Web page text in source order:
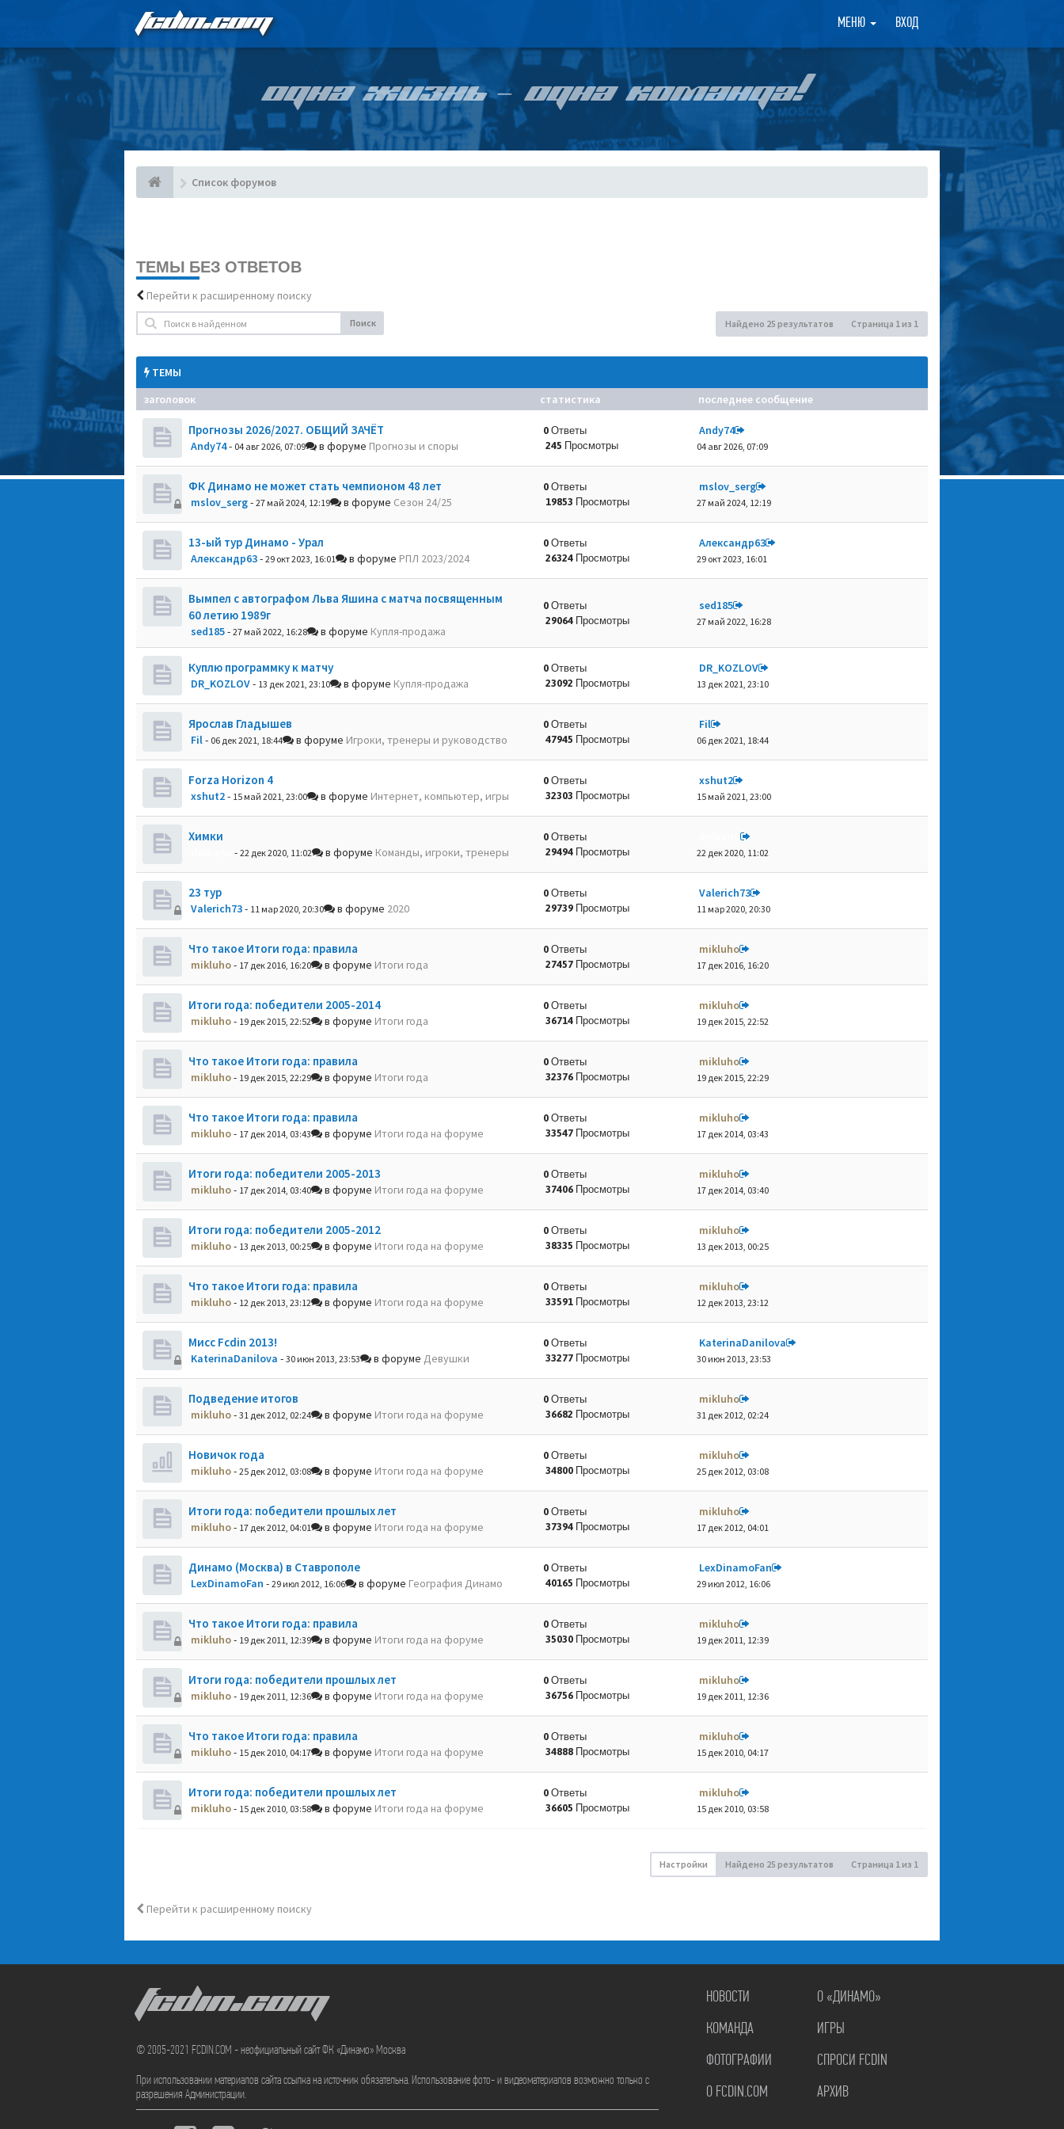
FCDIN.COM МЕНЮ ВХОД ×
ОДНА ЖИЗНЬ – ОДНА КОМАНДА!
Список форумов
ТЕМЫ БЕЗ ОТВЕТОВ
Перейти к расширенному поиску
Поиск Найдено 25 результатов Страница 1из 1
ТЕМЫ
заголовок
статистика последнее сообщение
Прогнозы 2026/2027. ОБЩИЙ ЗАЧЁТ
Andy74- 04 авг 2026, 07:09 в форуме Прогнозы и споры
0 Ответы
245 Просмотры
Andy74
04 авг 2026, 07:09
ФК Динамо не может стать чемпионом 48 лет
mslov_serg- 27 май 2024, 12:19 в форуме Сезон 24/25
0 Ответы
19853 Просмотры
mslov_serg
27 май 2024, 12:19
13-ый тур Динамо - Урал
Александр63- 29 окт 2023, 16:01 в форуме РПЛ 2023/2024
0 Ответы
26324 Просмотры
Александр63
29 окт 2023, 16:01
Вымпел с автографом Льва Яшина с матча посвященным
60 летию 1989г
sed185- 27 май 2022, 16:28 в форуме Купля-продажа
0 Ответы
29064 Просмотры
sed185
27 май 2022, 16:28
Куплю программку к матчу
DR_KOZLOV- 13 дек 2021, 23:10 в форуме Купля-продажа
0 Ответы
23092 Просмотры
DR_KOZLOV
13 дек 2021, 23:10
Ярослав Гладышев
Fil- 06 дек 2021, 18:44 в форуме Игроки, тренеры и руководство
0 Ответы
47945 Просмотры
Fil
06 дек 2021, 18:44
Forza Horizon 4
xshut2- 15 май 2021, 23:00 в форуме Интернет, компьютер, игры
0 Ответы
32303 Просмотры
xshut2
15 май 2021, 23:00
Химки
- 22 дек 2020, 11:02 в форуме Команды, игроки, тренеры
0 Ответы
29494 Просмотры
22 дек 2020, 11:02
23 тур
Valerich73- 11 мар 2020, 20:30 в форуме 2020
0 Ответы
29739 Просмотры
Valerich73
11 мар 2020, 20:30
Что такое Итоги года: правила
mikluho- 17 дек 2016, 16:20 в форуме Итоги года
0 Ответы
27457 Просмотры
mikluho
17 дек 2016, 16:20
Итоги года: победители 2005-2014
mikluho- 19 дек 2015, 22:52 в форуме Итоги года
0 Ответы
36714 Просмотры
mikluho
19 дек 2015, 22:52
Что такое Итоги года: правила
mikluho- 19 дек 2015, 22:29 в форуме Итоги года
0 Ответы
32376 Просмотры
mikluho
19 дек 2015, 22:29
Что такое Итоги года: правила
mikluho- 17 дек 2014, 03:43 в форуме Итоги года на форуме
0 Ответы
33547 Просмотры
mikluho
17 дек 2014, 03:43
Итоги года: победители 2005-2013
mikluho- 17 дек 2014, 03:40 в форуме Итоги года на форуме
0 Ответы
37406 Просмотры
mikluho
17 дек 2014, 03:40
Итоги года: победители 2005-2012
mikluho- 13 дек 2013, 00:25 в форуме Итоги года на форуме
0 Ответы
38335 Просмотры
mikluho
13 дек 2013, 00:25
Что такое Итоги года: правила
mikluho- 12 дек 2013, 23:12 в форуме Итоги года на форуме
0 Ответы
33591 Просмотры
mikluho
12 дек 2013, 23:12
Мисс Fcdin 2013!
KaterinaDanilova - 30 июн 2013, 23:53 в форуме Девушки
0 Ответы
33277 Просмотры
KaterinaDanilova
30 июн 2013, 23:53
Подведение итогов
mikluho- 31 дек 2012, 02:24 в форуме Итоги года на форуме
0 Ответы
36682 Просмотры
mikluho
31 дек 2012, 02:24
Новичок года
mikluho- 25 дек 2012, 03:08 в форуме Итоги года на форуме
0 Ответы
34800 Просмотры
mikluho
25 дек 2012, 03:08
Итоги года: победители прошлых лет
mikluho- 17 дек 2012, 04:01 в форуме Итоги года на форуме
0 Ответы
37394 Просмотры
mikluho
17 дек 2012, 04:01
Динамо (Москва) в Ставрополе
LexDinamoFan - 29 июл 2012, 16:06 в форуме География Динамо
0 Ответы
40165 Просмотры
LexDinamoFan
29 июл 2012, 16:06
Что такое Итоги года: правила
mikluho- 19 дек 2011, 12:39 в форуме Итоги года на форуме
0 Ответы
35030 Просмотры
mikluho
19 дек 2011, 12:39
Итоги года: победители прошлых лет
mikluho- 19 дек 2011, 12:36 в форуме Итоги года на форуме
0 Ответы
36756 Просмотры
mikluho
19 дек 2011, 12:36
Что такое Итоги года: правила
mikluho- 15 дек 2010, 04:17 в форуме Итоги года на форуме
0 Ответы
34888 Просмотры
mikluho
15 дек 2010, 04:17
Итоги года: победители прошлых лет
mikluho- 15 дек 2010, 03:58 в форуме Итоги года на форуме
0 Ответы
36605 Просмотры
mikluho
15 дек 2010, 03:58
Настройки Найдено 25 результатов Страница 1из 1
Перейти к расширенному поиску
FCDIN.COM
© 2005-2021 FCDIN.COM - неофициальный сайт ФК «Динамо» Москва
При использовании материалов сайта ссылка на источник обязательна. Использование фото- и видеоматериалов возможно только с
разрешения Администрации.
НОВОСТИ
О «ДИНАМО»
КОМАНДА
ИГРЫ
ФОТОГРАФИИ
СПРОСИ FCDIN
О FCDIN.COM
АРХИВ